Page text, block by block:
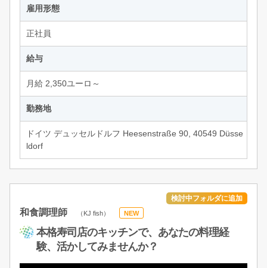
雇用形態
正社員
給与
月給 2,350ユーロ～
勤務地
ドイツ デュッセルドルフ Heesenstraße 90, 40549 Düsse
ldorf
和食調理師 （KJ fish） NEW
本格寿司店のキッチンで、あなたの料理経
験、活かしてみませんか？